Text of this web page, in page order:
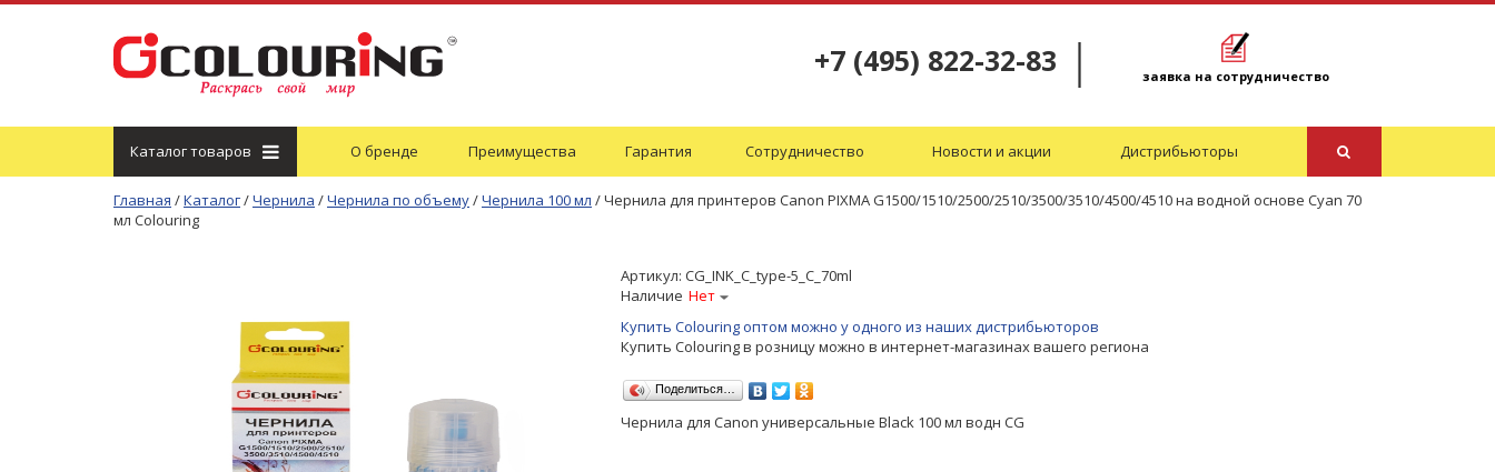
+7 (495) 822-32-83 заявка на сотрудничество
Каталогтоваров О бренде Преимущества Гарантия Сотрудничество Новости и акции Дистрибьюторы
Главная /Каталог/Чернила /Чернила по объему/Чернила 100 мл /Чернила для принтеров Canon PIXMA G1500/1510/2500/2510/3500/3510/4500/4510 на водной основе Cyan 70
мл Colouring
Артикул: CG_INK_C_type-5_C_70ml
Наличие Нет
Купить Colouring оптом можно у одного из наших дистрибьюторов
Купить Colouring в розницу можно в интернет-магазинах вашего региона
Поделиться…
Чернила для Canon универсальные Black 100 мл водн CG